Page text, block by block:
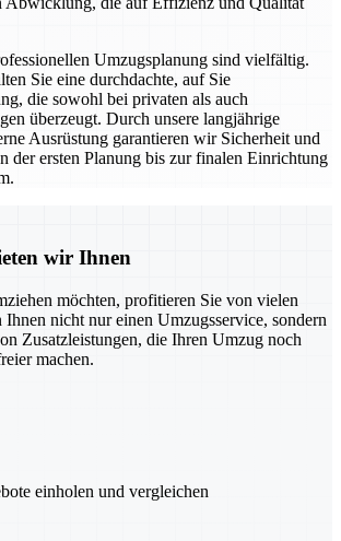
Umzugsplanung sind vielfältig.
Sie eine durchdachte, auf Sie
die sowohl bei privaten als auch
überzeugt. Durch unsere langjährige
Ausrüstung garantieren wir Sicherheit und
der ersten Planung bis zur finalen Einrichtung
wir Ihnen
möchten, profitieren Sie von vielen
nicht nur einen Umzugsservice, sondern
Zusatzleistungen, die Ihren Umzug noch
machen.
einholen und vergleichen